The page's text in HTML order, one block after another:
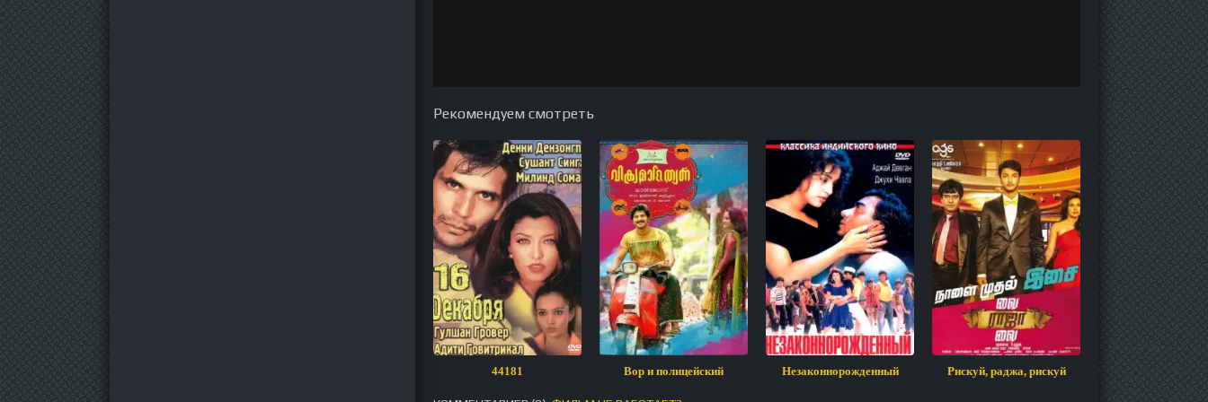
Рекомендуем смотреть
44181 Вор и полицейский Незаконнорожденный Рискуй, раджа, рискуй Долг превыше